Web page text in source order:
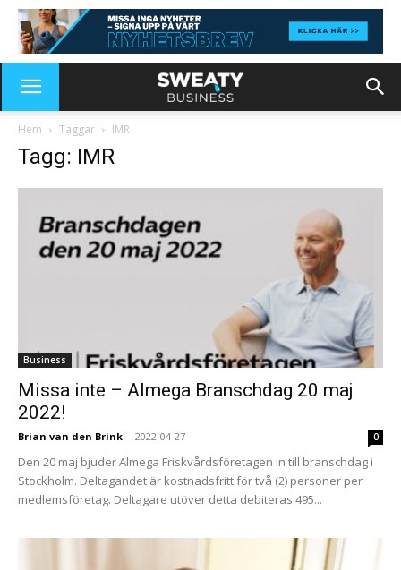
Hem Taggar IMR
Tagg: IMR
Business
Missa inte – Almega Branschdag 20 maj
2022!
Brian van den Brink - 2022-04-27 0
Den 20 maj bjuder Almega Friskvårdsföretagen in till branschdag i
Stockholm. Deltagandet är kostnadsfritt för två (2) personer per
medlemsföretag. Deltagare utöver detta debiteras 495...